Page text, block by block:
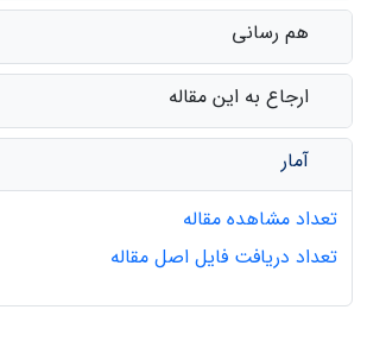
هم رسانی
ارجاع به این مقاله
آمار
تعداد مشاهده مقاله
تعداد دریافت فایل اصل مقاله